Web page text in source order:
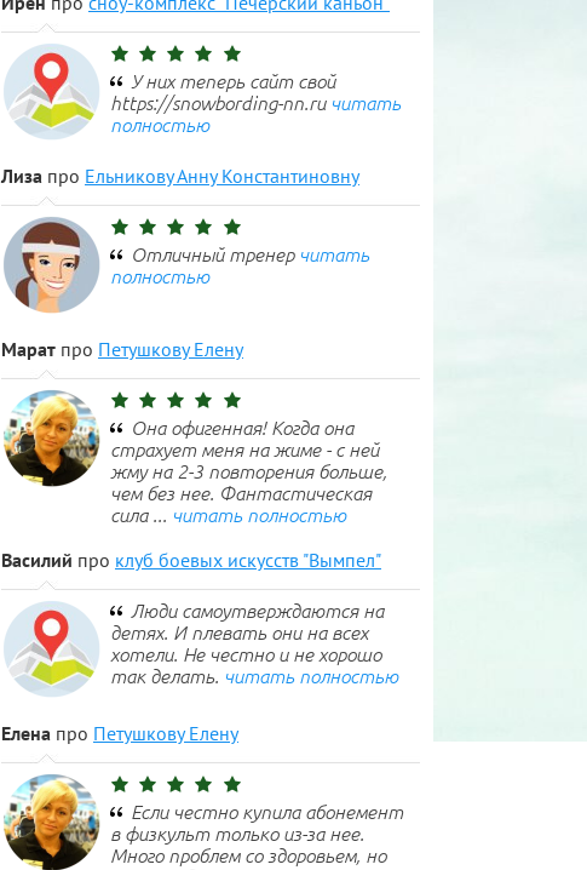
У них теперь сайт свой
https://snowbording-nn.ru читать
полностью
Лиза про Ельникову Анну Константиновну
Отличный тренер читать
полностью
Марат про Петушкову Елену
Она офигенная! Когда она
страхует меня на жиме - с ней
жму на 2-3 повторения больше,
чем без нее. Фантастическая
сила ... читать полностью
Василий про клуб боевых искусств "Вымпел"
Люди самоутверждаются на
детях. И плевать они на всех
хотели. Не честно и не хорошо
так делать. читать полностью
Елена про Петушкову Елену
Если честно купила абонемент
в физкульт только из-за нее.
Много проблем со здоровьем, но